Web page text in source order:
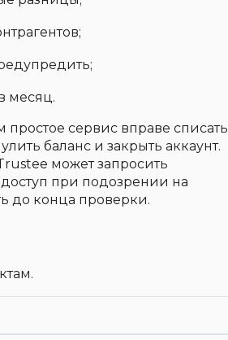
месяц.
сервис вправе списать
баланс и закрыть аккаунт.
может запросить
при подозрении на
до конца проверки.